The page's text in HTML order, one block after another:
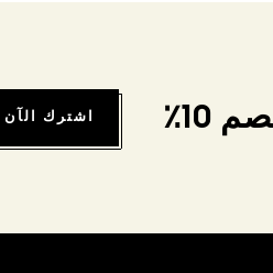
اشترك الآن